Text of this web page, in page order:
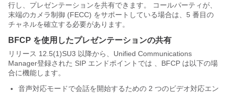
行し、プレゼンテーションを共有できます。 コールパーティが、
末端のカメラ制御 (FECC) をサポートしている場合は、5 番目の
チャネルを確立する必要があります。
BFCP を使用したプレゼンテーションの共有
リリース 12.5(1)SU3 以降から、 Unified Communications
Manager登録された SIP エンドポイントでは 、BFCP は以下の場
合に機能します。
音声対応モードで会話を開始するための 2 つのビデオ対応エン